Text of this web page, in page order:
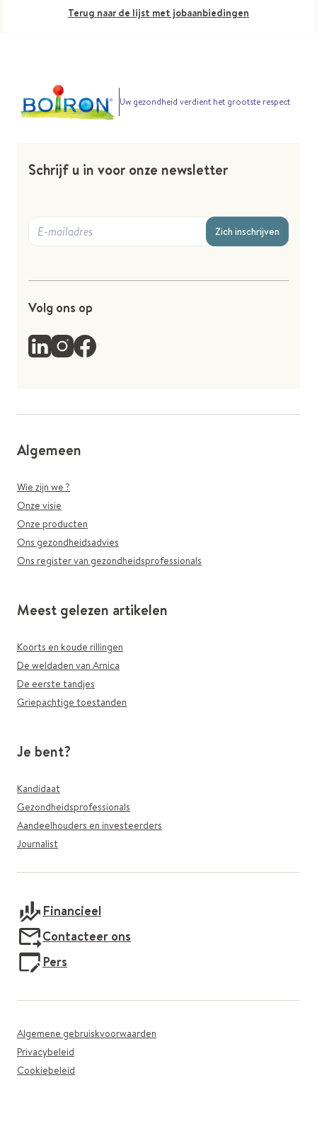
Terug naar de lijst met jobaanbiedingen
Uw gezondheid verdient het grootste respect
Schrijf u in voor onze newsletter
Zich inschrijven
Volg ons op
Algemeen
Wie zijn we ?
Onze visie
Onze producten
Ons gezondheidsadvies
Ons register van gezondheidsprofessionals
Meest gelezen artikelen
Koorts en koude rillingen
De weldaden van Arnica
De eerste tandjes
Griepachtige toestanden
Je bent?
Kandidaat
Gezondheidsprofessionals
Aandeelhouders en investeerders
Journalist
Financieel
Contacteer ons
Pers
Algemene gebruiskvoorwaarden
Privacybeleid
Cookiebeleid